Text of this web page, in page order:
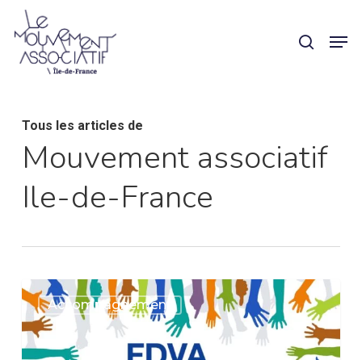
main
search
Tous les articles de
Mouvement associatif
Ile-de-France
FDVA
–
Les
Accompagnement
Panneau de gestion des cookies